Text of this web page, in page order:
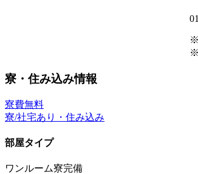
※
※
寮・住み込み情報
寮費無料
寮/社宅あり・住み込み
部屋タイプ
ワンルーム寮完備